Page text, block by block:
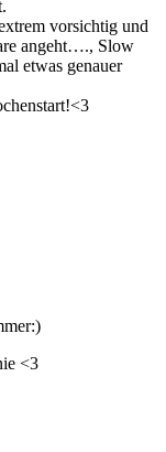
vorsichtig und
angeht…., Slow
etwas genauer
<3